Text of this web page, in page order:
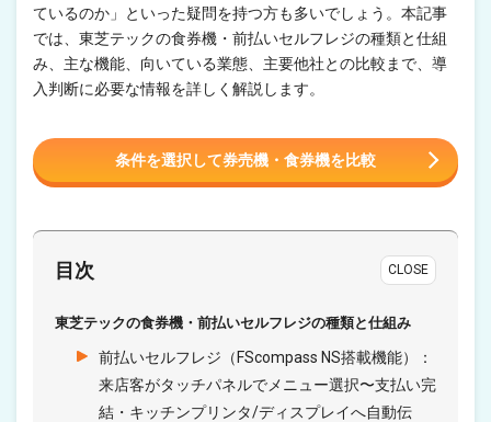
ているのか」といった疑問を持つ方も多いでしょう。本記事
では、東芝テックの食券機・前払いセルフレジの種類と仕組
み、主な機能、向いている業態、主要他社との比較まで、導
入判断に必要な情報を詳しく解説します。
条件を選択して券売機・食券機を比較
目次 CLOSE
東芝テックの食券機・前払いセルフレジの種類と仕組み
前払いセルフレジ（FScompass NS搭載機能）：
来店客がタッチパネルでメニュー選択〜支払い完
結・キッチンプリンタ/ディスプレイへ自動伝